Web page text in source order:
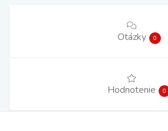
Otázky 0
Hodnotenie 0